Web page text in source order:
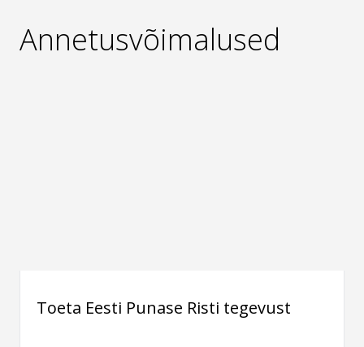
Annetusvõimalused
Toeta Eesti Punase Risti tegevust